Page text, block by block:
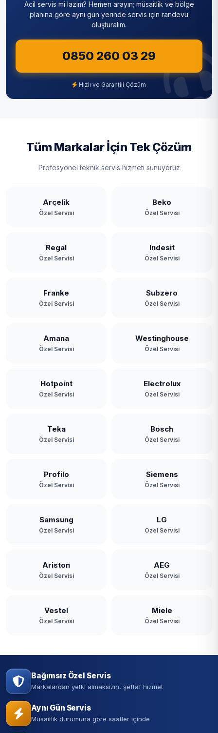
Sultanbeyli
Şişli
Tuzla
Üsküdar
Zeytinburnu
Acil servis mi lazım? Hemen arayın; müsaitlik ve bölge
planına göre aynı gün yerinde servis için randevu
oluşturalım.
0850 260 03 29
Hızlı ve Garantili Çözüm
Tüm Markalar İçin Tek Çözüm
Profesyonel teknik servis hizmeti sunuyoruz
Arçelik
Özel Servisi
Beko
Özel Servisi
Regal
Özel Servisi
Indesit
Özel Servisi
Franke
Özel Servisi
Subzero
Özel Servisi
Amana
Özel Servisi
Westinghouse
Özel Servisi
Hotpoint
Özel Servisi
Electrolux
Özel Servisi
Teka
Özel Servisi
Bosch
Özel Servisi
Profilo
Özel Servisi
Siemens
Özel Servisi
Samsung
Özel Servisi
LG
Özel Servisi
Ariston
Özel Servisi
AEG
Özel Servisi
Vestel
Özel Servisi
Miele
Özel Servisi
Bağımsız Özel Servis
Markalardan yetki almaksızın, şeffaf hizmet
Aynı Gün Servis
Müsaitlik durumuna göre saatler içinde